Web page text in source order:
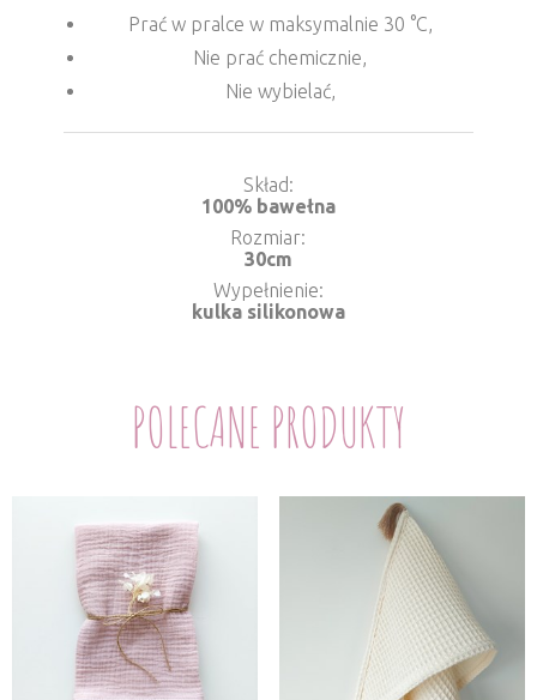
Prać w pralce w maksymalnie 30 °C,
Nie prać chemicznie,
Nie wybielać,
Skład
100% bawełna
Rozmiar
30cm
Wypełnienie
kulka silikonowa
POLECANE PRODUKTY